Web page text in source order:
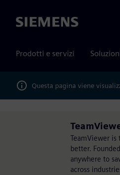
Siemens
Prodotti e servizi
Questa pagina viene
TeamViewer
better.
anywhere to
across